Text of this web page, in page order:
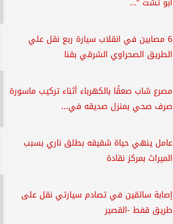
6 مصابين في انقلاب سيارة ربع نقل علي
الطريق الصحراوي الشرقي بقنا
مصرع شاب صعقًا بالكهرباء أثناء تركيب ماسورة
صرف صحي بمنزل صديقه في...
عامل ينهي حياة شقيقه بطلق ناري بسبب
الميراث بمركز نقادة
إصابة سائقين في تصادم سيارتي نقل على
طريق قفط -القصير